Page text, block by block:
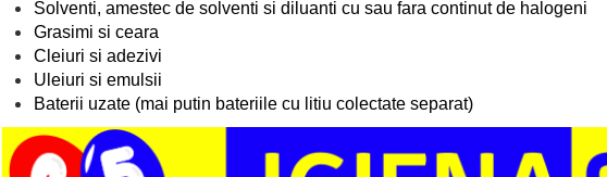
Solventi, amestec de solventi si diluanti cu sau fara continut de halogeni
Grasimi si ceara
Cleiuri si adezivi
Uleiuri si emulsii
Baterii uzate (mai putin bateriile cu litiu colectate separat)